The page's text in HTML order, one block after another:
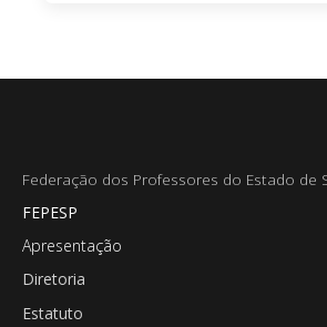
Federação dos Professores do Estado de
FEPESP
Apresentação
Diretoria
Estatuto